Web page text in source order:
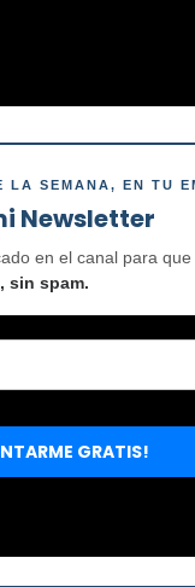
LA SEMANA, EN TU
Newsletter
en el canal para
sin spam.